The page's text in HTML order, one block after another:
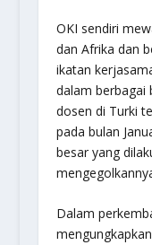
OKI sendiri
dan Afrika dan
ikatan
dalam berbagai
dosen di Turki
pada bulan
besar yang
Dalam